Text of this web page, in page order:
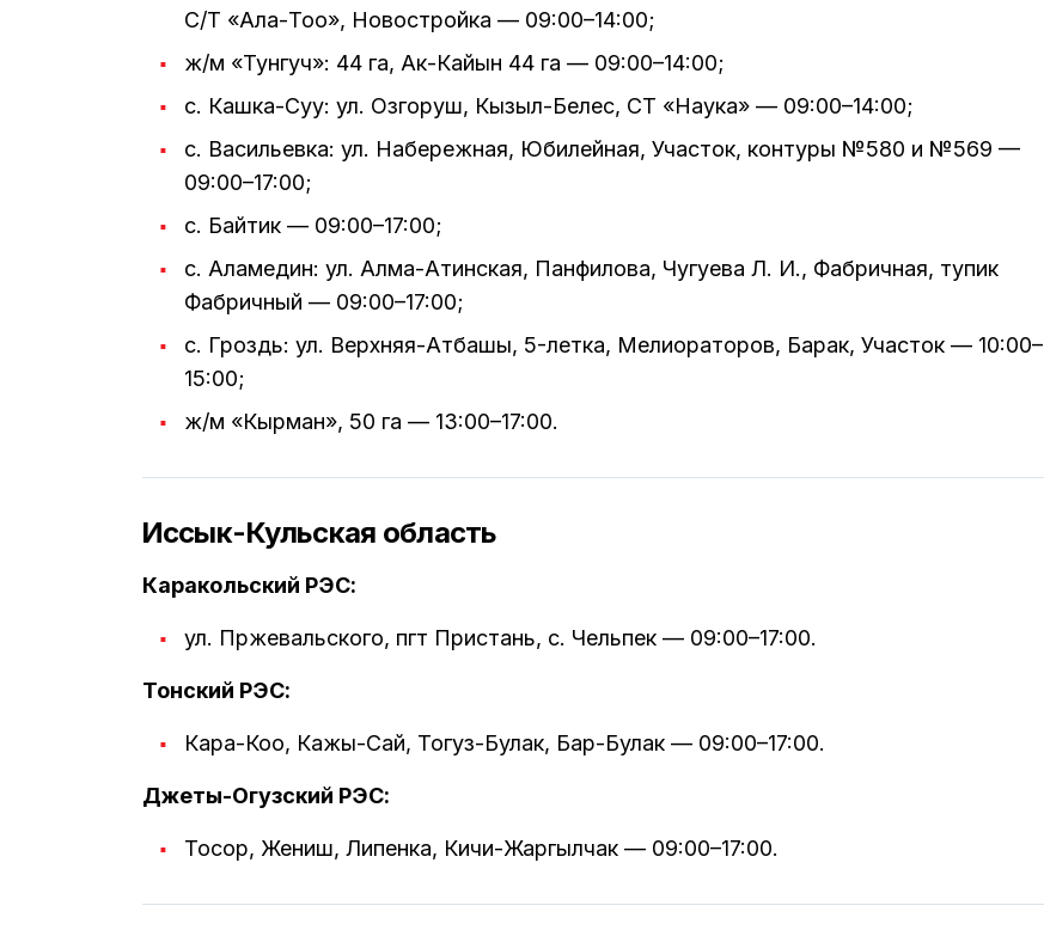
С/Т «Ала-Тоо», Новостройка — 09:00–14:00;
ж/м «Тунгуч»: 44 га, Ак-Кайын 44 га — 09:00–14:00;
с. Кашка-Суу: ул. Озгоруш, Кызыл-Белес, СТ «Наука» — 09:00–14:00;
с. Васильевка: ул. Набережная, Юбилейная, Участок, контуры №580 и №569 —
09:00–17:00;
с. Байтик — 09:00–17:00;
с. Аламедин: ул. Алма-Атинская, Панфилова, Чугуева Л. И., Фабричная, тупик
Фабричный — 09:00–17:00;
с. Гроздь: ул. Верхняя-Атбашы, 5-летка, Мелиораторов, Барак, Участок — 10:00–
15:00;
ж/м «Кырман», 50 га — 13:00–17:00.
Иссык-Кульская область
Каракольский РЭС:
ул. Пржевальского, пгт Пристань, с. Чельпек — 09:00–17:00.
Тонский РЭС:
Кара-Коо, Кажы-Сай, Тогуз-Булак, Бар-Булак — 09:00–17:00.
Джеты-Огузский РЭС:
Тосор, Жениш, Липенка, Кичи-Жаргылчак — 09:00–17:00.